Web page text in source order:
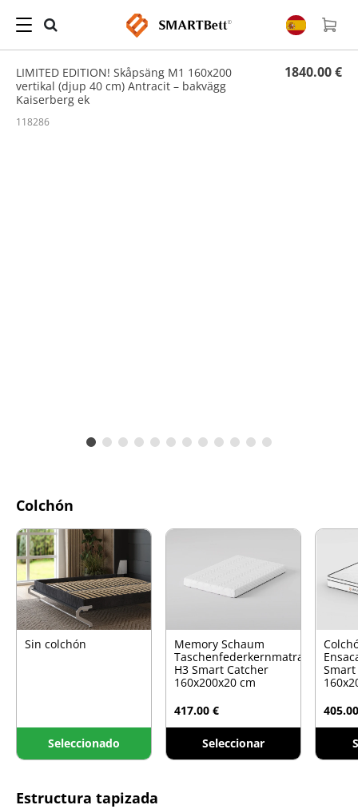
Hogar Edición especial
/ LIMITED EDITION! Skåpsäng M1 160x200 vertikal (djup 40 cm)
LIMITED EDITION! Skåpsäng M1 160x200
vertikal (djup 40 cm) Antracit – bakvägg
Kaiserberg ek
1840.00 €
118286
Colchón
Sin colchón
Seleccionado
Memory Schaum
Taschenfederkernmatratze
H3 Smart Catcher
160x200x20 cm
417.00 €
Seleccionar
Estructura tapizada